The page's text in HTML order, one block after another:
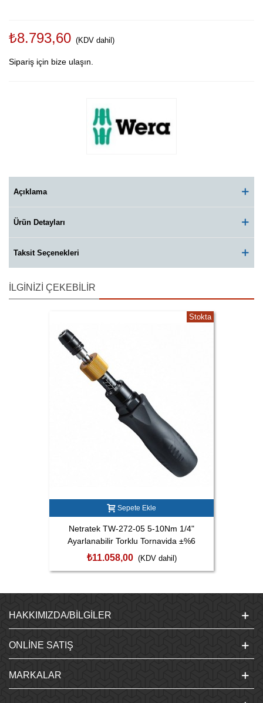
₺8.793,60 (KDV dahil)
Sipariş için bize ulaşın.
Açıklama
Ürün Detayları
Taksit Seçenekleri
İLGINIZI ÇEKEBILIR
Stokta
Sepete Ekle
Netratek TW-272-05 5-10Nm 1/4"
Ayarlanabilir Torklu Tornavida ±%6
₺11.058,00 (KDV dahil)
HAKKIMIZDA/BILGILER
ONLINE SATIŞ
MARKALAR